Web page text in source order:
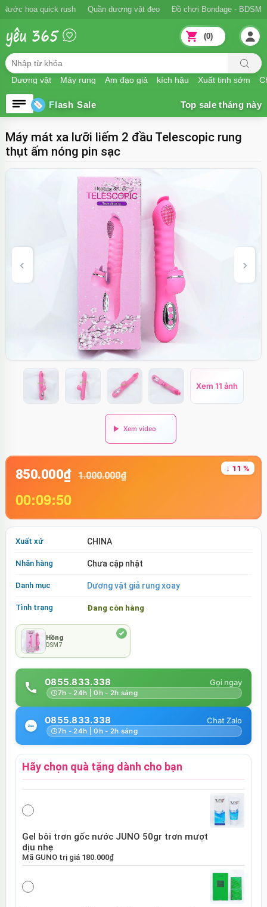
xuất tinh sớm Nước hoa quick rush Quần dương vật đeo Đồ
Dương vật Máy rung Âm đạo giả kích hậu Xuất tinh sớm
(0)
Flash Sale
Máy mát xa lưỡi liếm 2 đầu Telescopic rung
thụt ấm nóng pin sạc
Xem 11 ảnh
850.000₫ 1.000.000₫
↓ 11 %
00:09:49
Xuất xứ CHINA
Nhãn hàng Chưa cập nhật
Danh mục Dương vật giả rung xoay
Tình trạng Đang còn hàng
Hồng
DSM7
0855.833.338
7h - 24h | 0h - 2h sáng
0855.833.338
7h - 24h | 0h - 2h sáng
Hãy chọn quà tặng dành cho bạn
Gel bôi trơn gốc nước JUNO 50gr trơn mượt
dịu nhẹ
Mã GUNOtrị giá 180.000₫